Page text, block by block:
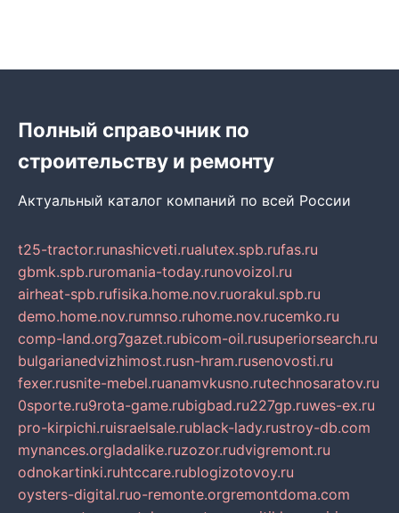
Полный справочник по
строительству и ремонту
Актуальный каталог компаний по всей России
t25-tractor.runashicveti.rualutex.spb.rufas.ru
gbmk.spb.ruromania-today.runovoizol.ru
airheat-spb.rufisika.home.nov.ruorakul.spb.ru
demo.home.nov.rumnso.ruhome.nov.rucemko.ru
comp-land.org7gazet.rubicom-oil.rusuperiorsearch.ru
bulgarianedvizhimost.rusn-hram.rusenovosti.ru
fexer.rusnite-mebel.ruanamvkusno.rutechnosaratov.ru
0sporte.ru9rota-game.rubigbad.ru227gp.ruwes-ex.ru
pro-kirpichi.ruisraelsale.rublack-lady.rustroy-db.com
mynances.orgladalike.ruzozor.rudvigremont.ru
odnokartinki.ruhtccare.rublogizotovoy.ru
oysters-digital.ruo-remonte.orgremontdoma.com